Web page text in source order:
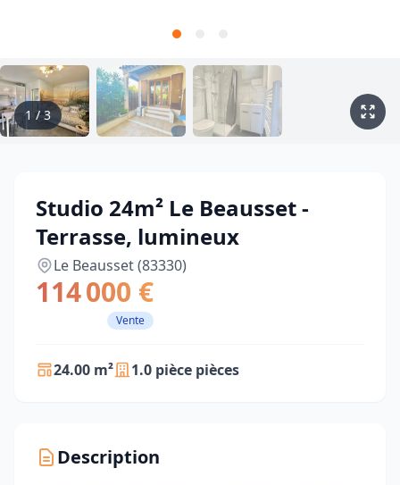
1 /3
Studio 24m² Le Beausset -
Terrasse, lumineux
Le Beausset (83330)
114 000 €
Vente
24.00 m² 1.0 pièce pièces
Description